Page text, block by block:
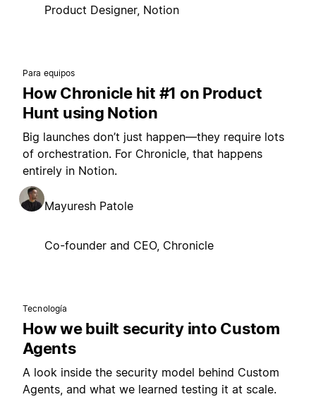
Product Designer, Notion
Para equipos
How Chronicle hit #1 on Product
Hunt using Notion
Big launches don’t just happen—they require lots
of orchestration. For Chronicle, that happens
entirely in Notion.
Mayuresh Patole
Co-founder and CEO, Chronicle
Tecnología
How we built security into Custom
Agents
A look inside the security model behind Custom
Agents, and what we learned testing it at scale.